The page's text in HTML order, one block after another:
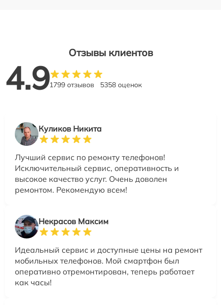
Отзывы клиентов
4.91799 отзывов 5358 оценок
Куликов Никита
Лучший сервис по ремонту телефонов!
Исключительный сервис, оперативность и
высокое качество услуг. Очень доволен
ремонтом. Рекомендую всем!
Некрасов Максим
Идеальный сервис и доступные цены на ремонт
мобильных телефонов. Мой смартфон был
оперативно отремонтирован, теперь работает
как часы!